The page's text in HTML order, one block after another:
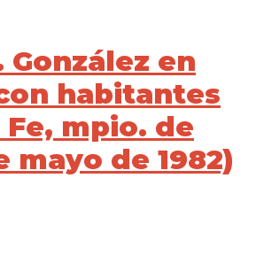
González en
habitantes
mpio. de
mayo de 1982)